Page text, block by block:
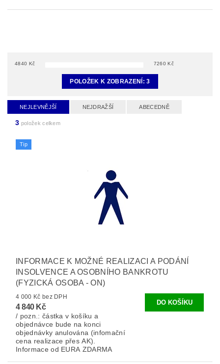
4840 Kč 7260 Kč
POLOŽEK K ZOBRAZENÍ:3
NEJLEVNĚJŠÍ NEJDRAŽŠÍ ABECEDNĚ
3 položek celkem
Tip
INFORMACE K MOŽNÉ REALIZACI A PODÁNÍ
INSOLVENCE A OSOBNÍHO BANKROTU
(FYZICKÁ OSOBA - ON)
4 000 Kč bez DPH
4 840 Kč
/ pozn.: částka v košíku a
objednávce bude na konci
objednávky anulována (infomační
cena realizace přes AK).
Informace od EURA ZDARMA